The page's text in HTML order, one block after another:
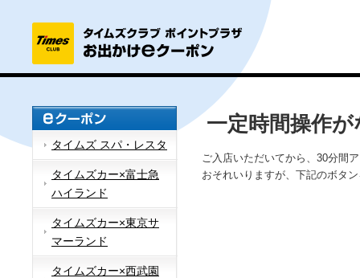
タイムズ スパ・レスタ
タイムズカー×富士急
ハイランド
タイムズカー×東京サ
マーランド
タイムズカー×西武園
一定時間操作
ご入店いただいてから、30分間
おそれいりますが、下記のボタ